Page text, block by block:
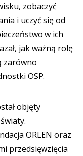
zobaczyć
i uczyć się od
w ich
jak ważną rolę
zarówno
OSP.
objęty
ORLEN oraz
przedsięwzięcia